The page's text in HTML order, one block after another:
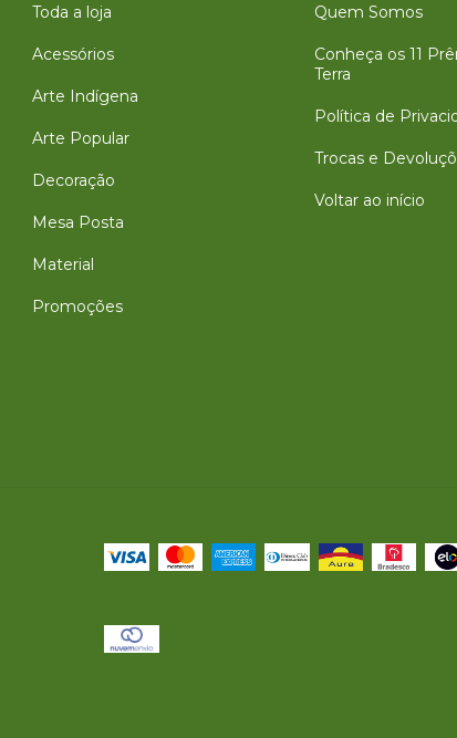
Toda a loja
Acessórios
Arte Indígena
Arte Popular
Decoração
Mesa Posta
Material
Promoções
Quem Somos
Conheça os 11
Terra
Política de
Trocas e
Voltar ao início